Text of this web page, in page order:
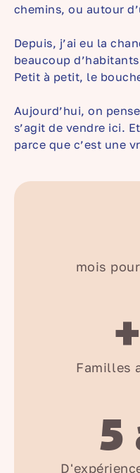
chemins, ou autour
Depuis, j’ai eu la
beaucoup
Petit à petit, le
Aujourd’hui, on
s’agit de vendre ici.
parce que c’est une
mois
Familles
5